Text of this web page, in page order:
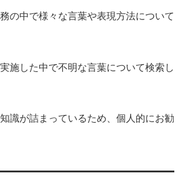
の中で様々な言葉や表現方法について
施した中で不明な言葉について検索し
識が詰まっているため、個人的にお勧